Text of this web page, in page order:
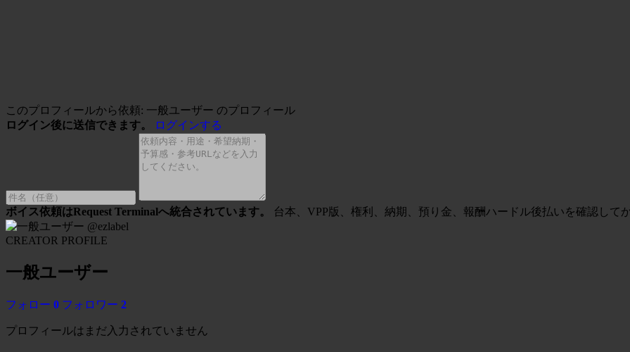
このプロフィールから依頼: 一般ユーザー のプロフィール
ログイン後に送信できます。
ログインする
ボイス依頼はRequest Terminalへ統合されています。 台本、VPP版、権利、納期、預り金、報酬ハードル後払いを確認して
@ezlabel
CREATOR PROFILE
一般ユーザー
フォロー 0 フォロワー 2
プロフィールはまだ入力されていません